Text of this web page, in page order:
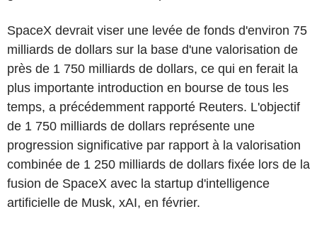
SpaceX devrait viser une levée de fonds d'environ 75
milliards de dollars sur la base d'une valorisation de
près de 1 750 milliards de dollars, ce qui en ferait la
plus importante introduction en bourse de tous les
temps, a précédemment rapporté Reuters. L'objectif
de 1 750 milliards de dollars représente une
progression significative par rapport à la valorisation
combinée de 1 250 milliards de dollars fixée lors de la
fusion de SpaceX avec la startup d'intelligence
artificielle de Musk, xAI, en février.